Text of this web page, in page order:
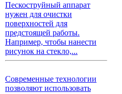
Пескоструйный аппарат
нужен для очистки
поверхностей для
предстоящей работы.
Например, чтобы нанести
рисунок на стекло,...
Современные технологии
позволяют использовать